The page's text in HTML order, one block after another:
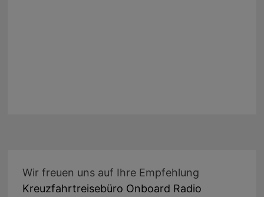
Wir freuen uns auf Ihre Empfehlung
Kreuzfahrtreisebüro Onboard Radio